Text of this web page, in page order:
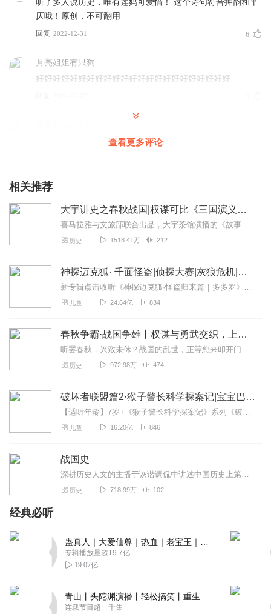
听了多人说历史，唯有莲妈可爱惜！ 这个诗句符合押韵和平
仄哦！原创，不可翻用
回复 2022-12-31 6
月亮姐姐有只狗
好好好好好好好好好好好好好好好好好好好好好好好
特别好，适合给孩子吃，学习历史
一只屑迅猛
乱哄哄你方唱罢我登场，反把他乡认故乡。甚荒唐，到头来
都是为他人做嫁衣裳！
听友59309776
莲妈讲得非常好，我很喜欢
垚垚垚1
莲妈讲得太生动了，和娃一起听得津津有味
你没了歪
good gggggggggggggoooooooooooooooooooooddddddddddddd
1393524kyae
好听啊。真好听啊，好。
公主殿下美美滴
2020-05-06
最好的主播，我特别爱听，希望快点更新
回复 2020-04-23
查看更多评论
相关推荐
大宇讲史之春秋战国|权谋可比《三国演义》，故事不亚《西游记》
喜马拉雅与文旅部联合出品，大宇茶馆演播的《故事中国·中国民间故事》现已上架。迄今为止最权威最全面的民间故事集，原汁原味，重现经典民间故事。听民间故事，寻中国记忆...
历史 1518.41万 212
神探迈克狐· 千面怪盗|侦探大赛|灰狼危机|多多罗
新专辑点击收听《神探迈克狐·怪盗归来篇｜多多罗》！！！>>>点击进入主播橱窗购买《神探迈克狐》系列图书吧!<<<多多罗故事【点击前往】收听多多罗其他好玩有趣的故...
儿童 24.64亿 834
春秋争霸·战国争雄丨权谋与勇武交织，上下五千年最灿烂的舞台
听罢春秋，兴致未休？战国的乱世，正等您来叩开门扉！春秋争霸续作战国争雄现已上线，欢迎订阅收听！中国有一段最辉煌的历史，那就是春秋。中华文明三大家——老子、孔子、...
历史 972.98万 474
破坏者联盟篇2·猴子警长科学探案记|宝宝巴士故事
【适听年龄】7岁+《猴子警长科学探案记》系列《破坏者联盟篇1·猴子警长科学探案记》>>>《破坏者联盟篇2·猴子警长科学探案记》>>>《破坏者联盟篇3·猴子警长科...
儿童 16.20亿 846
战国史
深耕历史人文的主播于诙谐调侃中讲述中国历史上第一个大动乱大分裂时代的历史
历史 718.99万 102
经典必听
专辑播放量超19.7亿
19.07亿
连载节目超一千集